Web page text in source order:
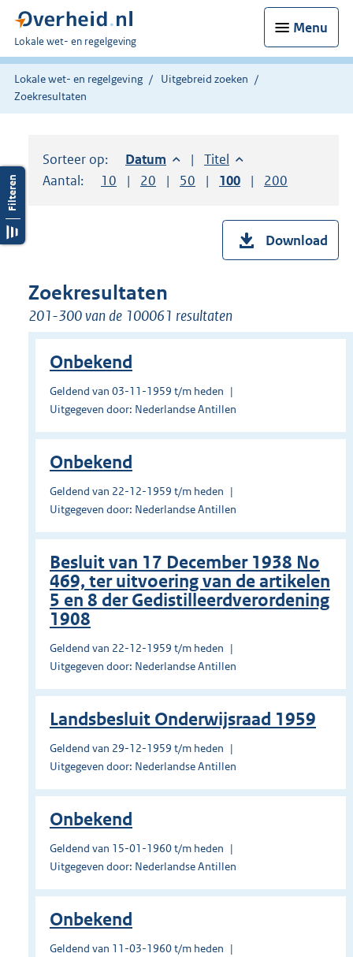
Menu
U
bent
hier:
Lokale wet- en regelgeving
Lokale wet- en regelgeving
Uitgebreid zoeken
Zoekresultaten
Sorteer op: Sorteer op:
Datum aflopendSorteer op:
Titel oplopend
Aantal:
Toon
10 resultaten per pagina
Toon
20 resultaten per pagina
Toon
50 resultaten per pagina
Toon
100 resultaten per
Toon
200
Download
Zoekresultaten
201-300 van de 100061 resultaten
Onbekend
Geldend van 03-11-1959 t/m heden
Uitgegeven door: Nederlandse Antillen
Onbekend
Geldend van 22-12-1959 t/m heden
Uitgegeven door: Nederlandse Antillen
Besluit van 17 December 1938 No
469, ter uitvoering van de artikelen
5 en 8 der Gedistilleerdverordening
1908
Geldend van 22-12-1959 t/m heden
Uitgegeven door: Nederlandse Antillen
Landsbesluit Onderwijsraad 1959
Geldend van 29-12-1959 t/m heden
Uitgegeven door: Nederlandse Antillen
Onbekend
Geldend van 15-01-1960 t/m heden
Uitgegeven door: Nederlandse Antillen
Onbekend
Geldend van 11-03-1960 t/m heden